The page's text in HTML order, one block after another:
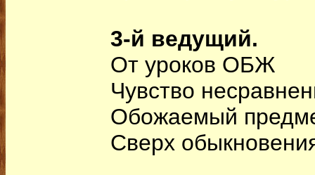
3-й ведущий.
От уроков ОБЖ
Чувство
Обожаемый
Сверх